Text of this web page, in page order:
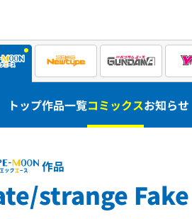
トップ作品一覧コミックスお知らせ
作品
strange